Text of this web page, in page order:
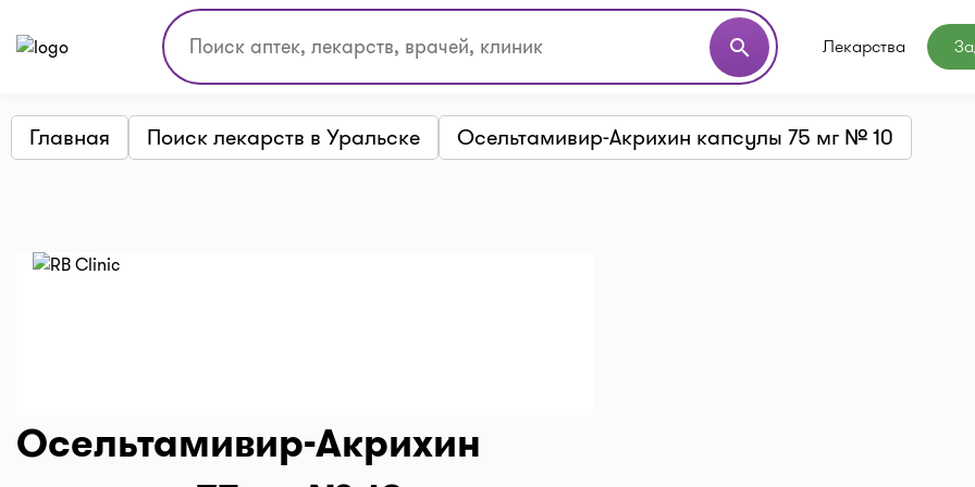
search Лекарства
Главная Поиск лекарств в Уральске Осельтамивир-Акрихин капсулы 75 мг № 10
Осельтамивир-Акрихин